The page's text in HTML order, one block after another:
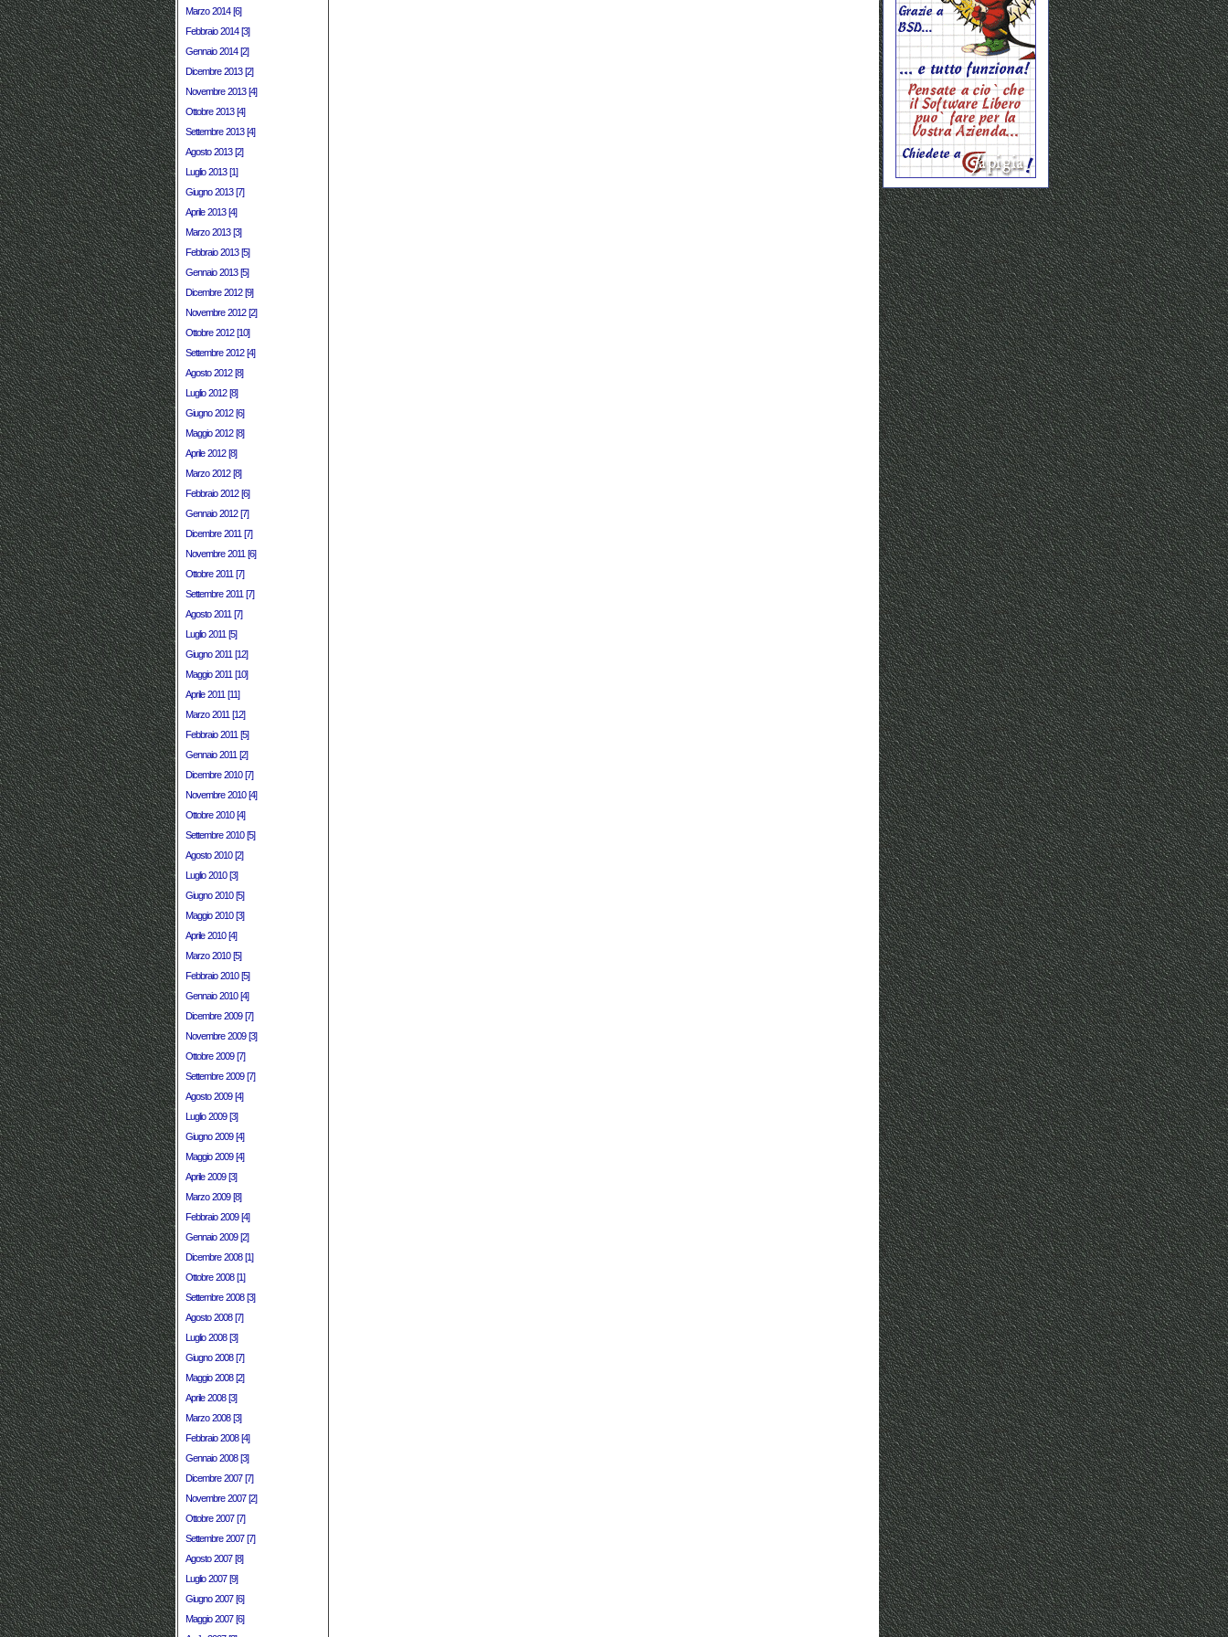
Marzo 2014 [6]
Febbraio 2014 [3]
Gennaio 2014 [2]
Dicembre 2013 [2]
Novembre 2013 [4]
Ottobre 2013 [4]
Settembre 2013 [4]
Agosto 2013 [2]
Luglio 2013 [1]
Giugno 2013 [7]
Aprile 2013 [4]
Marzo 2013 [3]
Febbraio 2013 [5]
Gennaio 2013 [5]
Dicembre 2012 [9]
Novembre 2012 [2]
Ottobre 2012 [10]
Settembre 2012 [4]
Agosto 2012 [8]
Luglio 2012 [8]
Giugno 2012 [6]
Maggio 2012 [8]
Aprile 2012 [8]
Marzo 2012 [8]
Febbraio 2012 [6]
Gennaio 2012 [7]
Dicembre 2011 [7]
Novembre 2011 [6]
Ottobre 2011 [7]
Settembre 2011 [7]
Agosto 2011 [7]
Luglio 2011 [5]
Giugno 2011 [12]
Maggio 2011 [10]
Aprile 2011 [11]
Marzo 2011 [12]
Febbraio 2011 [5]
Gennaio 2011 [2]
Dicembre 2010 [7]
Novembre 2010 [4]
Ottobre 2010 [4]
Settembre 2010 [5]
Agosto 2010 [2]
Luglio 2010 [3]
Giugno 2010 [5]
Maggio 2010 [3]
Aprile 2010 [4]
Marzo 2010 [5]
Febbraio 2010 [5]
Gennaio 2010 [4]
Dicembre 2009 [7]
Novembre 2009 [3]
Ottobre 2009 [7]
Settembre 2009 [7]
Agosto 2009 [4]
Luglio 2009 [3]
Giugno 2009 [4]
Maggio 2009 [4]
Aprile 2009 [3]
Marzo 2009 [8]
Febbraio 2009 [4]
Gennaio 2009 [2]
Dicembre 2008 [1]
Ottobre 2008 [1]
Settembre 2008 [3]
Agosto 2008 [7]
Luglio 2008 [3]
Giugno 2008 [7]
Maggio 2008 [2]
Aprile 2008 [3]
Marzo 2008 [3]
Febbraio 2008 [4]
Gennaio 2008 [3]
Dicembre 2007 [7]
Novembre 2007 [2]
Ottobre 2007 [7]
Settembre 2007 [7]
Agosto 2007 [8]
Luglio 2007 [9]
Giugno 2007 [6]
Maggio 2007 [6]